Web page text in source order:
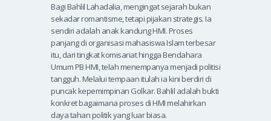
Bagi Bahlil Lahadalia, mengingat sejarah bukan
sekadar romantisme, tetapi pijakan strategis. Ia
sendiri adalah anak kandung HMI. Proses
panjang di organisasi mahasiswa Islam terbesar
itu, dari tingkat komisariat hingga Bendahara
Umum PB HMI, telah menempanya menjadi politisi
tangguh. Melalui tempaan itulah ia kini berdiri di
puncak kepemimpinan Golkar. Bahlil adalah bukti
konkret bagaimana proses di HMI melahirkan
daya tahan politik yang luar biasa.